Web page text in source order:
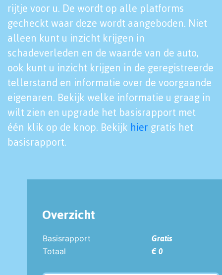
rijtje voor u. De wordt op alle platforms
gecheckt waar deze wordt aangeboden. Niet
alleen kunt u inzicht krijgen in
schadeverleden en de waarde van de auto,
ook kunt u inzicht krijgen in de geregistreerde
tellerstand en informatie over de voorgaande
eigenaren. Bekijk welke informatie u graag in
wilt zien en upgrade het basisrapport met
één klik op de knop. Bekijk hier gratis het
basisrapport.
Overzicht
Basisrapport
Gratis
Totaal
€ 0